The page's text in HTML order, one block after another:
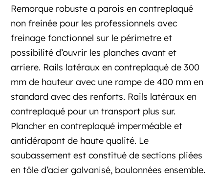
Remorque robuste a parois en contreplaqué
non freinée pour les professionnels avec
freinage fonctionnel sur le périmetre et
possibilité d’ouvrir les planches avant et
arriere. Rails latéraux en contreplaqué de 300
mm de hauteur avec une rampe de 400 mm en
standard avec des renforts. Rails latéraux en
contreplaqué pour un transport plus sur.
Plancher en contreplaqué imperméable et
antidérapant de haute qualité. Le
soubassement est constitué de sections pliées
en tôle d’acier galvanisé, boulonnées ensemble.